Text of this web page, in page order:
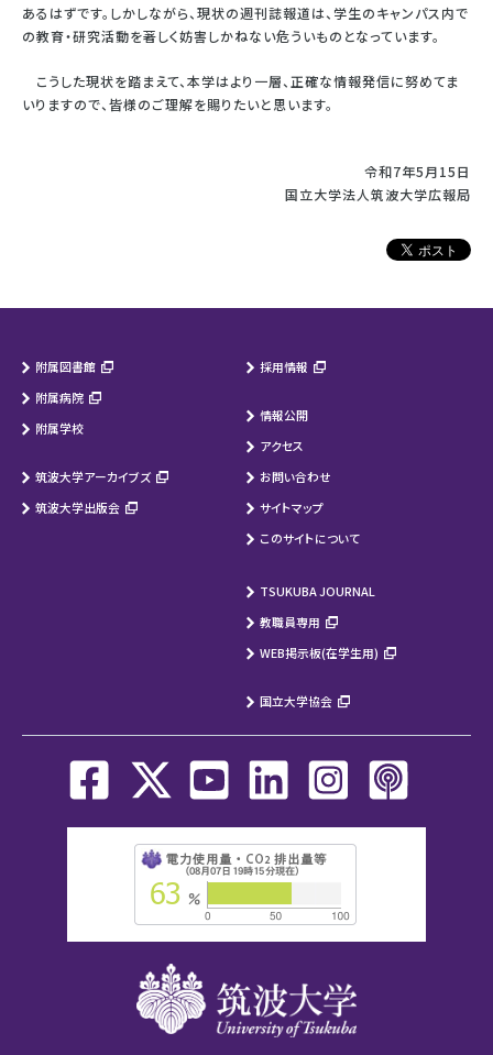
あるはずです。しかしながら、現状の週刊誌報道は、学生のキャンパス内で
の教育・研究活動を著しく妨害しかねない危ういものとなっています。
こうした現状を踏まえて、本学はより一層、正確な情報発信に努めてま
いりますので、皆様のご理解を賜りたいと思います。
令和7年5月15日
国立大学法人筑波大学広報局
附属図書館
附属病院
附属学校
筑波大学アーカイブズ
筑波大学出版会
採用情報
情報公開
アクセス
お問い合わせ
サイトマップ
このサイトについて
TSUKUBA JOURNAL
教職員専用
WEB掲示板(在学生用)
国立大学協会